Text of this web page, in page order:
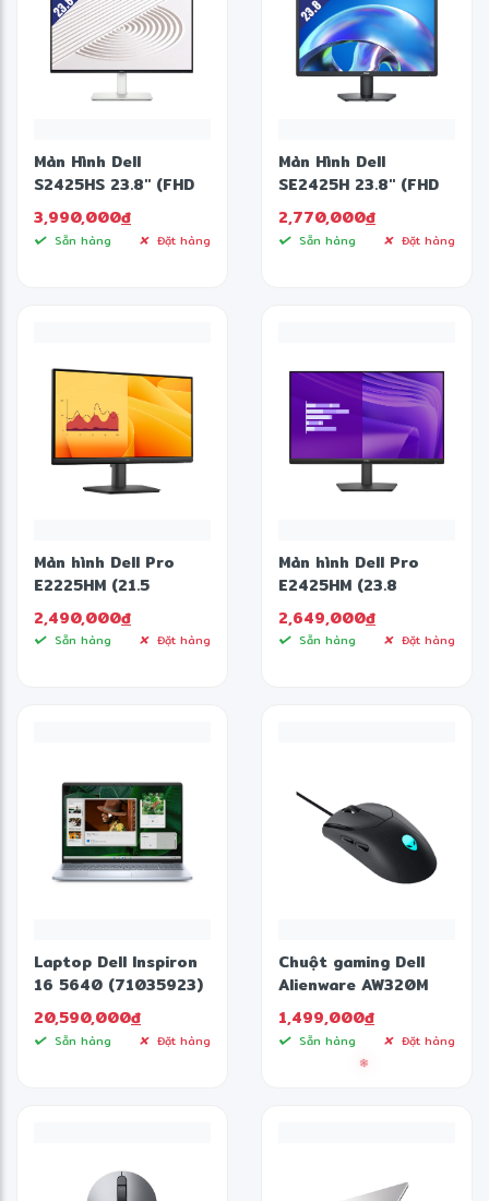
Màn Hình Dell
S2425HS 23.8" (FHD
1920 X 1080/ IPS/
100Hz/ 8 Ms)
3,990,000đ
Sẵn hàng Đặt hàng
Màn Hình Dell
SE2425H 23.8" (FHD
1920 X 1080/ VA/
75Hz/ 5 Ms)
2,770,000đ
Sẵn hàng Đặt hàng
Màn hình Dell Pro
E2225HM (21.5
2,490,000đ
Sẵn hàng Đặt hàng
Màn hình Dell Pro
E2425HM (23.8
2,649,000đ
Sẵn hàng Đặt hàng
Laptop Dell Inspiron
16 5640 (71035923)
(Core 5 120U
16GB/1TB
SSD/16.0FHD+/Win11/Office
20,590,000đ
Sẵn hàng Đặt hàng
Chuột gaming Dell
Alienware AW320M
1,499,000đ
Sẵn hàng Đặt hàng
✼